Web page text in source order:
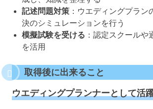
記述問題対策 ：ウエディングプラン
決のシミュレーションを行う
模擬試験を受ける ：認定スクールや
を活用
取得後に出来ること
ウエディングプランナーとして活